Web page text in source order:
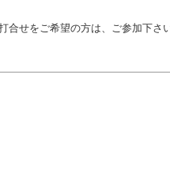
せをご希望の方は、ご参加下さい